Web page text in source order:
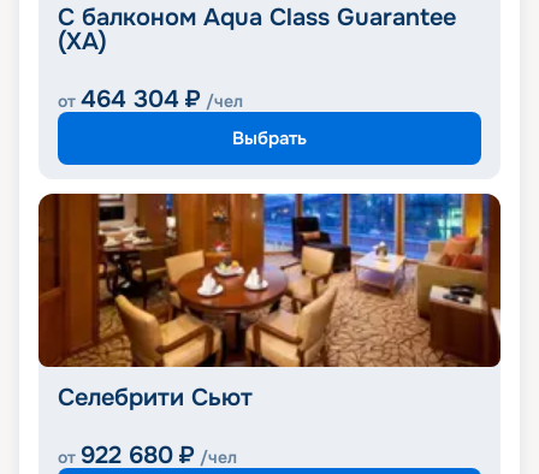
С балконом Aqua Class Guarantee
(XA)
от 464 304 ₽ /чел
Выбрать
Селебрити Сьют
от 922 680 ₽ /чел